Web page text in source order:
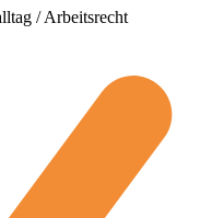
/ Arbeitsrecht